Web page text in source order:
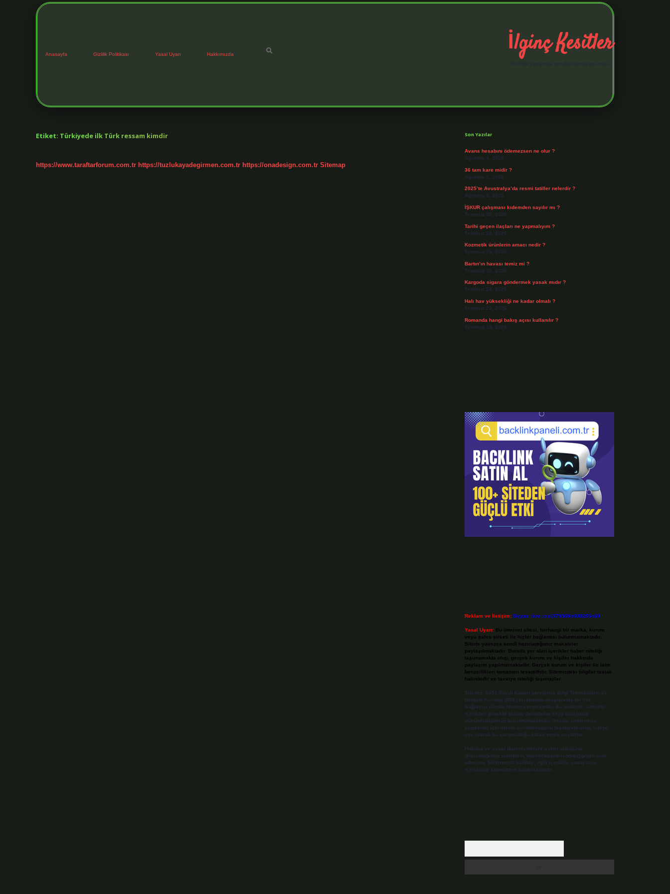
Anasayfa Gizlilik Politikası Yasal Uyarı Hakkımızda İlginç Kesitler
Etiket: Türkiyede ilk Türk ressam kimdir
https://www.taraftarforum.com.tr https://tuzlukayadegirmen.com.tr https://onadesign.com.tr Sitemap
Son Yazılar
Avans hesabını ödemezsen ne olur ?
Ağustos 4, 2026
36 tam kare midir ?
Ağustos 3, 2026
2025’te Avustralya’da resmi tatiller nelerdir ?
Ağustos 3, 2026
İŞKUR çalışması kıdemden sayılır mı ?
Temmuz 30, 2026
Tarihi geçen ilaçları ne yapmalıyım ?
Temmuz 28, 2026
Kozmetik ürünlerin amacı nedir ?
Temmuz 26, 2026
Bartın’ın havası temiz mi ?
Temmuz 25, 2026
Kargoda sigara göndermek yasak mıdır ?
Temmuz 24, 2026
Halı hav yüksekliği ne kadar olmalı ?
Temmuz 22, 2026
Romanda hangi bakış açısı kullanılır ?
Temmuz 18, 2026
Reklam ve İletişim: Skype: live:.cid.575569c608265c69
Yasal Uyarı: Bu internet sitesi, herhangi bir marka, kurum
veya şahıs şirketi ile hiçbir bağlantısı bulunmamaktadır.
Sitede yalnızca kendi hazırladığımız makaleler
paylaşılmaktadır. Burada yer alan içerikler haber niteliği
taşımamakta olup, gerçek kurum ve kişiler hakkında
paylaşım yapılmamaktadır. Gerçek kurum ve kişiler ile isim
benzerlikleri tamamen tesadüfidir. Sitemizdeki bilgiler taslak
halindedir ve tavsiye niteliği taşımazlar.
Sitemiz, 5651 Sayılı Kanun gereğince Bilgi Teknolojileri ve
İletişim Kurumu (BTK) tarafından onaylanmış bir Yer
Sağlayıcı olarak hizmet vermektedir. Bu nedenle, sitedeki
içerikleri proaktif olarak denetleme veya araştırma
yükümlülüğümüz bulunmamaktadır. Ancak, üyelerimiz
yazdıkları içeriklerin sorumluluğunu taşımakta olup, siteye
üye olarak bu sorumluluğu kabul etmiş sayılırlar.
Hukuka ve yasal düzenlemelere aykırı olduğunu
düşündüğünüz içerikleri,
backlinkpanelicomtr@gmail.com
adresine bildirmeniz halinde, ilgili içerikler yasal süre
içerisinde sitemizden kaldırılacaktır.